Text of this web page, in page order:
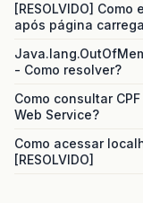
[RESOLVIDO]
após página
- Como resolver?
Como consultar
Web Service?
Como acessar
[RESOLVIDO]